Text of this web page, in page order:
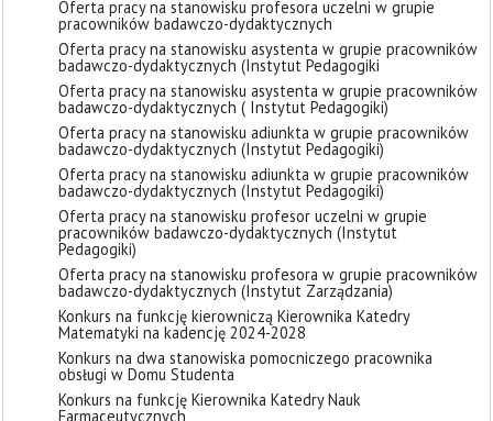
Oferta pracy na stanowisku profesora uczelni w grupie
pracowników badawczo-dydaktycznych
Oferta pracy na stanowisku asystenta w grupie pracowników
badawczo-dydaktycznych (Instytut Pedagogiki
Oferta pracy na stanowisku asystenta w grupie pracowników
badawczo-dydaktycznych ( Instytut Pedagogiki)
Oferta pracy na stanowisku adiunkta w grupie pracowników
badawczo-dydaktycznych (Instytut Pedagogiki)
Oferta pracy na stanowisku adiunkta w grupie pracowników
badawczo-dydaktycznych (Instytut Pedagogiki)
Oferta pracy na stanowisku profesor uczelni w grupie
pracowników badawczo-dydaktycznych (Instytut
Pedagogiki)
Oferta pracy na stanowisku profesora w grupie pracowników
badawczo-dydaktycznych (Instytut Zarządzania)
Konkurs na funkcję kierowniczą Kierownika Katedry
Matematyki na kadencję 2024-2028
Konkurs na dwa stanowiska pomocniczego pracownika
obsługi w Domu Studenta
Konkurs na funkcję Kierownika Katedry Nauk
Farmaceutycznych